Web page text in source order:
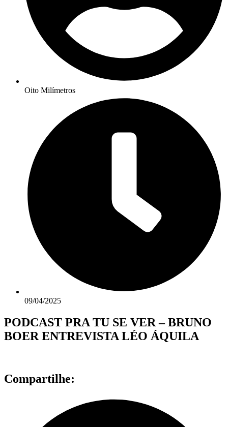
Oito Milímetros
09/04/2025
PODCAST PRA TU SE VER – BRUNO
BOER ENTREVISTA LÉO ÁQUILA
Compartilhe: